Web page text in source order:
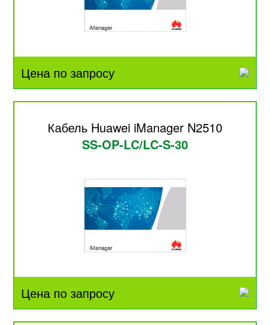
Цена по запросу
Кабель Huawei iManager N2510
SS-OP-LC/LC-S-30
Цена по запросу